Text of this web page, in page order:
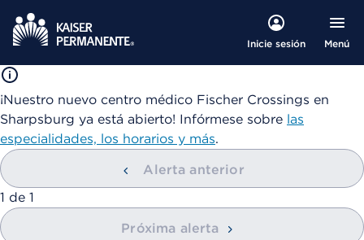
Inicie sesión Menú
¡Nuestro nuevo centro médico Fischer Crossings en
Sharpsburg ya está abierto! Infórmese sobre las
especialidades, los horarios y más.
Alerta anterior
mostrando
1 de 1
Próxima alerta